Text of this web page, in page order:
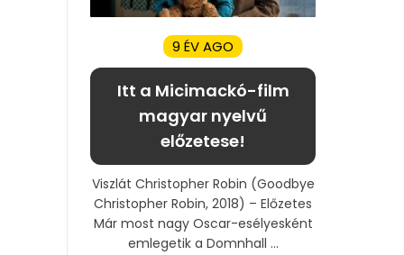
9 ÉV AGO
Itt a Micimackó-film
magyar nyelvű
előzetese!
Viszlát Christopher Robin (Goodbye
Christopher Robin, 2018) – Előzetes
Már most nagy Oscar-esélyesként
emlegetik a Domnhall ...